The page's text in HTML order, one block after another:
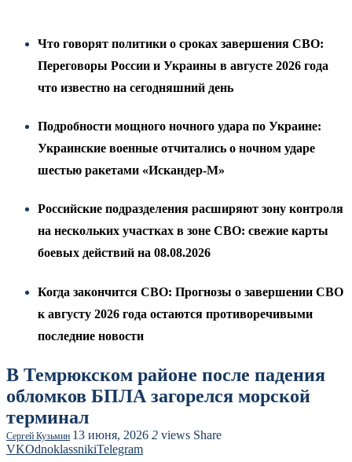
Что говорят политики о сроках завершения СВО:
Переговоры России и Украины в августе 2026 года
что известно на сегодняшний день
Подробности мощного ночного удара по Украине:
Украинские военные отчитались о ночном ударе
шестью ракетами «Искандер-М»
Российские подразделения расширяют зону контроля
на нескольких участках в зоне СВО: свежие карты
боевых действий на 08.08.2026
Когда закончится СВО: Прогнозы о завершении СВО
к августу 2026 года остаются противоречивыми
последние новости
В Темрюкском районе после падения
обломков БПЛА загорелся морской
терминал
Сергей Кузьмин 13 июня, 2026 2 views Share
VKOdnoklassnikiTelegram